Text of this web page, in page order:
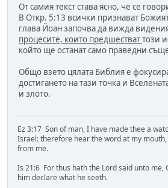
От самия текст става ясно, че се
В Откр. 5:13 всички признават
глава Йоан започва да вижда
процесите, които предшестваттози
който ще останат само праведни
Общо взето цялата Библия е
достигането на тази точка и
и злото.
Ez 3:17 Son of man, I have made thee a
Israel: therefore hear the word at my
from me.
Is 21:6 For thus hath the Lord said unto me,
him declare what he seeth.